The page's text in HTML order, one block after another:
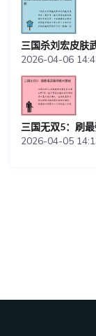
三国杀刘宏皮肤
2026-04-06
三国无双5：刷
2026-04-05